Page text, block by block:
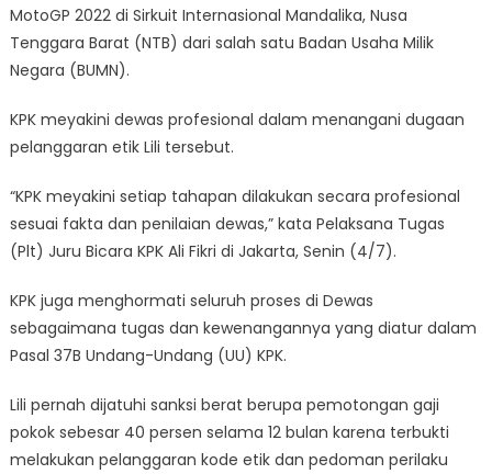
MotoGP 2022 di Sirkuit Internasional Mandalika, Nusa
Tenggara Barat (NTB) dari salah satu Badan Usaha Milik
Negara (BUMN).
KPK meyakini dewas profesional dalam menangani dugaan
pelanggaran etik Lili tersebut.
“KPK meyakini setiap tahapan dilakukan secara profesional
sesuai fakta dan penilaian dewas,” kata Pelaksana Tugas
(Plt) Juru Bicara KPK Ali Fikri di Jakarta, Senin (4/7).
KPK juga menghormati seluruh proses di Dewas
sebagaimana tugas dan kewenangannya yang diatur dalam
Pasal 37B Undang-Undang (UU) KPK.
Lili pernah dijatuhi sanksi berat berupa pemotongan gaji
pokok sebesar 40 persen selama 12 bulan karena terbukti
melakukan pelanggaran kode etik dan pedoman perilaku